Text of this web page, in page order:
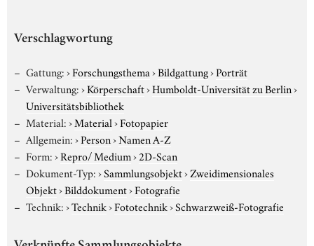
Verschlagwortung
Gattung:›Forschungsthema›Bildgattung›Porträt
Verwaltung:›Körperschaft›Humboldt-Universität zu Berlin›
Universitätsbibliothek
Material:›Material›Fotopapier
Allgemein:›Person›Namen A-Z
Form:›Repro/ Medium›2D-Scan
Dokument-Typ:›Sammlungsobjekt›Zweidimensionales
Objekt›Bilddokument›Fotografie
Technik:›Technik›Fototechnik›Schwarzweiß-Fotografie